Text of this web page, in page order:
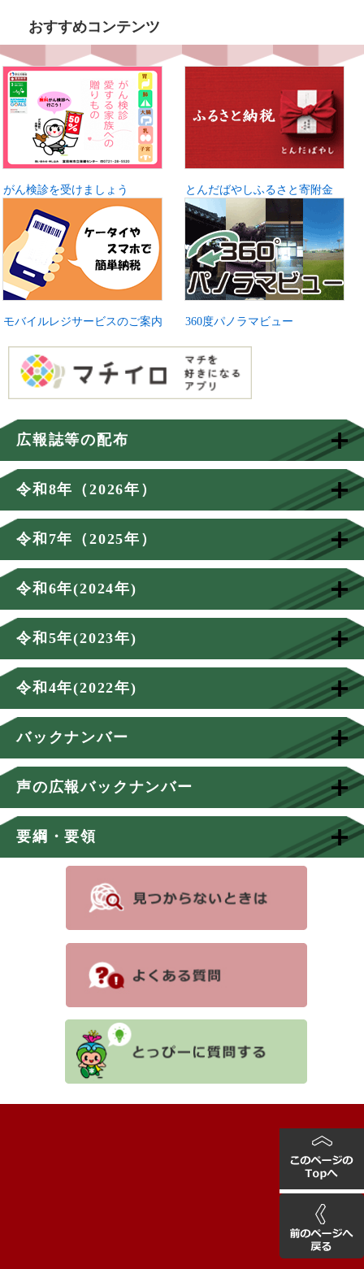
広報誌等の配布
令和8年（2026年）
令和7年（2025年）
令和6年(2024年)
令和5年(2023年)
令和4年(2022年)
バックナンバー
声の広報バックナンバー
要綱・要領
おすすめコンテンツ
がん検診を受けましょう とんだばやしふるさと寄附金
モバイルレジサービスのご案内 360度パノラマビュー